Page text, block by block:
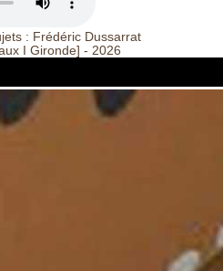
: Frédéric Dussarrat
Gironde] - 2026